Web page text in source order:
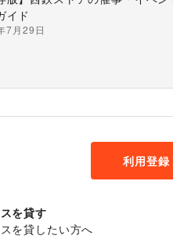
イド
7月29日
利用登録
を貸す
を貸したい方へ